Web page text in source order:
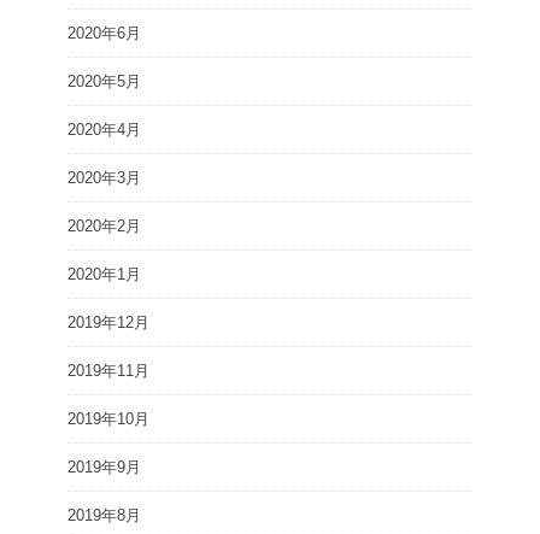
2020年6月
2020年5月
2020年4月
2020年3月
2020年2月
2020年1月
2019年12月
2019年11月
2019年10月
2019年9月
2019年8月